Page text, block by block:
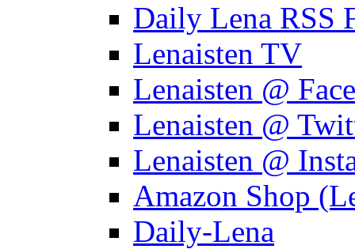
Daily Lena RSS
Lenaisten TV
Lenaisten @
Lenaisten @
Lenaisten @
Amazon Shop
Daily-Lena